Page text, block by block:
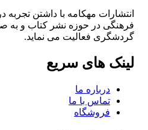
انتشارات مهکامه با داشتن
فرهنگی در حوزه نشر کتاب و
گردشگری فعالیت می نماید.
لینک های سریع
درباره ما
تماس با ما
فروشگاه